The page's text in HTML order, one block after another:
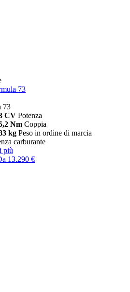
73
73
CV Potenza
Nm Coppia
kg Peso in ordine di marcia
carburante
più
13.290 €